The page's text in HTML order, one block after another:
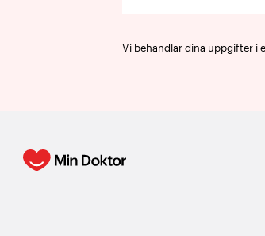
Vi behandlar dina uppgifter i